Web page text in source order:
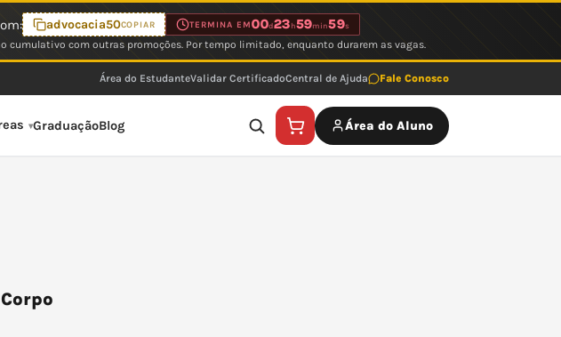
advocacia50COPIAR TERMINA EM00d23 h59min59s
cumulativo com outras promoções. Por tempo limitado, enquanto durarem as vagas.
Área do EstudanteValidar CertificadoCentral de Ajuda Fale Conosco
GraduaçãoBlog Área do Aluno